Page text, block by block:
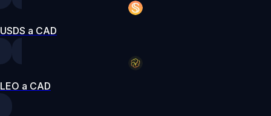
USDS a CAD
LEO a CAD